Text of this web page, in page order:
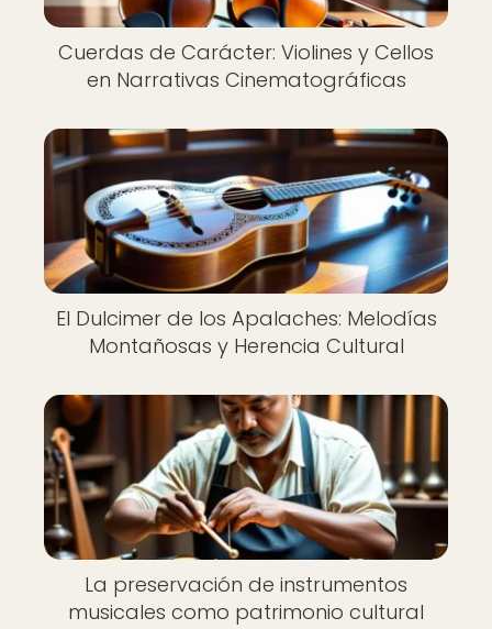
Cuerdas de Carácter: Violines y Cellos
en Narrativas Cinematográficas
El Dulcimer de los Apalaches: Melodías
Montañosas y Herencia Cultural
La preservación de instrumentos
musicales como patrimonio cultural